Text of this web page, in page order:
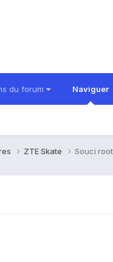
du forum Naviguer
ZTE Skate Souci